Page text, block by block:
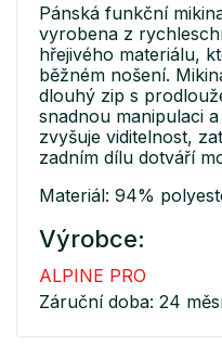
Pánská funkční
vyrobena z
hřejivého materiálu,
běžném nošení.
dlouhý zip s
snadnou manipulaci
zvyšuje viditelnost,
zadním dílu dotváří
Materiál: 94%
Výrobce:
ALPINE PRO
Záruční doba: 24